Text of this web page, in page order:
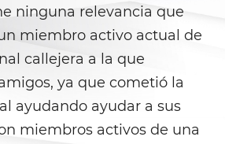
Fraud
Care Fraud
Fraud
Compensation Fraud
ninguna relevancia que
miembro activo actual de
callejera a la que
ya que cometió la
ayudando ayudar a sus
miembros activos de una